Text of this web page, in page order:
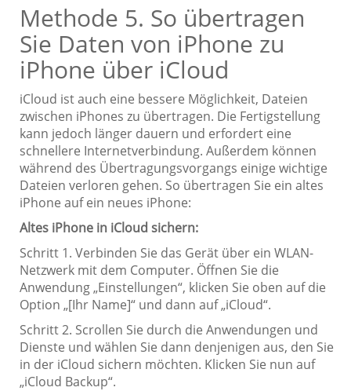
Methode 5. So übertragen
Sie Daten von iPhone zu
iPhone über iCloud
iCloud ist auch eine bessere Möglichkeit, Dateien
zwischen iPhones zu übertragen. Die Fertigstellung
kann jedoch länger dauern und erfordert eine
schnellere Internetverbindung. Außerdem können
während des Übertragungsvorgangs einige wichtige
Dateien verloren gehen. So übertragen Sie ein altes
iPhone auf ein neues iPhone:
Altes iPhone in iCloud sichern:
Schritt 1. Verbinden Sie das Gerät über ein WLAN-
Netzwerk mit dem Computer. Öffnen Sie die
Anwendung „Einstellungen“, klicken Sie oben auf die
Option „[Ihr Name]“ und dann auf „iCloud“.
Schritt 2. Scrollen Sie durch die Anwendungen und
Dienste und wählen Sie dann denjenigen aus, den Sie
in der iCloud sichern möchten. Klicken Sie nun auf
„iCloud Backup“.